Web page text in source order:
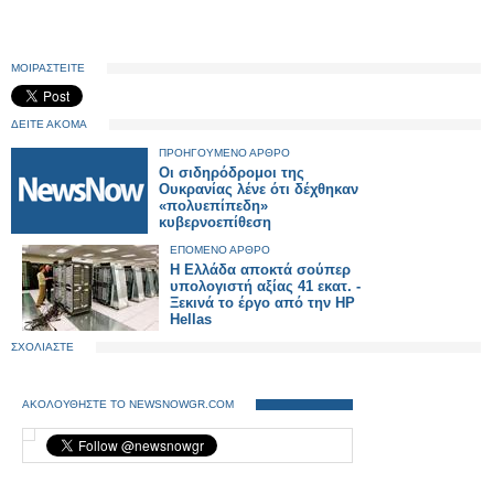
ΜΟΙΡΑΣΤΕΙΤΕ
ΔΕΙΤΕ ΑΚΟΜΑ
ΠΡΟΗΓΟΥΜΕΝΟ ΑΡΘΡΟ
Οι σιδηρόδρομοι της
Ουκρανίας λένε ότι δέχθηκαν
«πολυεπίπεδη»
κυβερνοεπίθεση
ΕΠΟΜΕΝΟ ΑΡΘΡΟ
Η Ελλάδα αποκτά σούπερ
υπολογιστή αξίας 41 εκατ. -
Ξεκινά το έργο από την HP
Hellas
ΣΧΟΛΙΑΣΤΕ
ΑΚΟΛΟΥΘΗΣΤΕ ΤΟ NEWSNOWGR.COM